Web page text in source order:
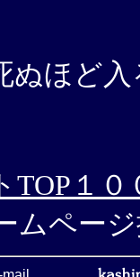
ほど入
TOP１０
ムペー